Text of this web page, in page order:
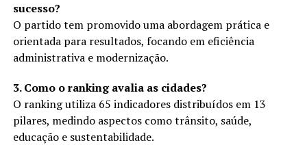
sucesso?
O partido tem promovido uma abordagem prática e
orientada para resultados, focando em eficiência
administrativa e modernização.
3. Como o ranking avalia as cidades?
O ranking utiliza 65 indicadores distribuídos em 13
pilares, medindo aspectos como trânsito, saúde,
educação e sustentabilidade.